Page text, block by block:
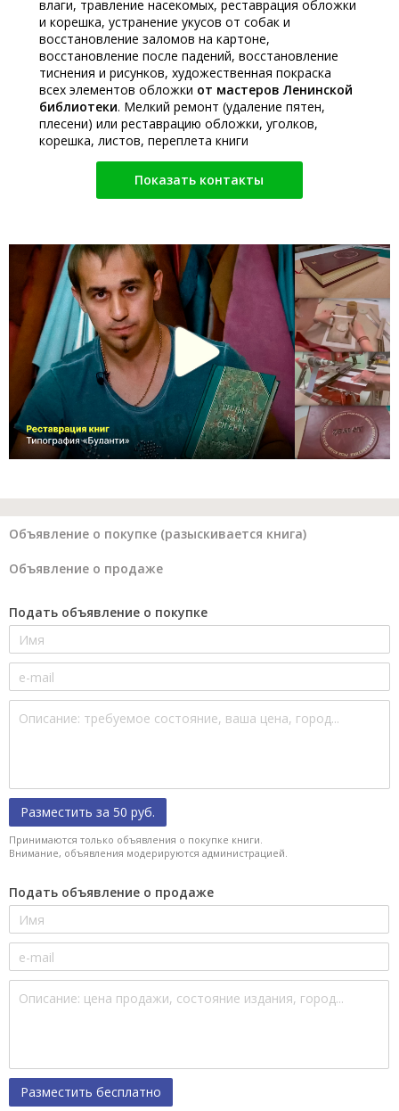
влаги, травление насекомых, реставрация обложки
и корешка, устранение укусов от собак и
восстановление заломов на картоне,
восстановление после падений, восстановление
тиснения и рисунков, художественная покраска
всех элементов обложки от мастеров Ленинской
библиотеки. Мелкий ремонт (удаление пятен,
плесени) или реставрацию обложки, уголков,
корешка, листов, переплета книги
Показать контакты
Объявление о покупке (разыскивается книга)
Объявление о продаже
Подать объявление о покупке
Разместить за 50 руб.
Принимаются только объявления о покупке книги.
Внимание, объявления модерируются администрацией.
Подать объявление о продаже
Разместить бесплатно